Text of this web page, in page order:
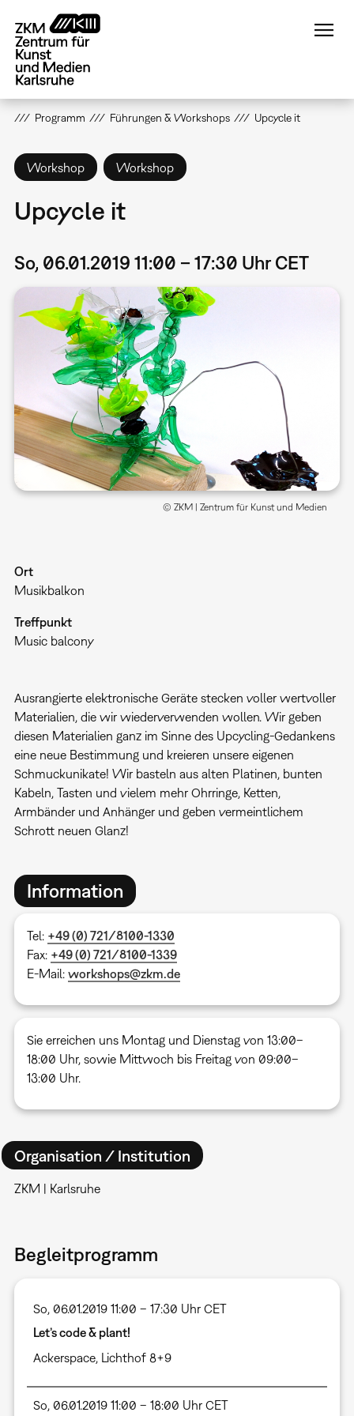
zum
Inhalt
Programm Führungen & Workshops Upcycle it
Workshop Workshop
Upcycle it
So, 06.01.2019 11:00 – 17:30 Uhr CET
© ZKM | Zentrum für Kunst und Medien
Ort
Musikbalkon
Treffpunkt
Music balcony
Ausrangierte elektronische Geräte stecken voller wertvoller
Materialien, die wir wiederverwenden wollen. Wir geben
diesen Materialien ganz im Sinne des Upcycling-Gedankens
eine neue Bestimmung und kreieren unsere eigenen
Schmuckunikate! Wir basteln aus alten Platinen, bunten
Kabeln, Tasten und vielem mehr Ohrringe, Ketten,
Armbänder und Anhänger und geben vermeintlichem
Schrott neuen Glanz!
Information
Tel: +49 (0) 721/8100-1330
Fax: +49 (0) 721/8100-1339
E-Mail: workshops@zkm.de
Sie erreichen uns Montag und Dienstag von 13:00–
18:00 Uhr, sowie Mittwoch bis Freitag von 09:00–
13:00 Uhr.
Organisation / Institution
ZKM | Karlsruhe
Begleitprogramm
So, 06.01.2019 11:00 – 17:30 Uhr CET
Let’s code & plant!
Ackerspace, Lichthof 8+9
So, 06.01.2019 11:00 – 18:00 Uhr CET